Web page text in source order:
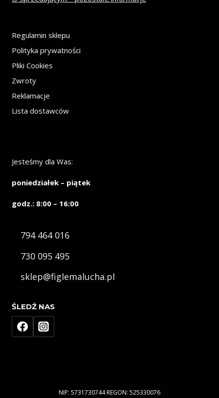
Regulamin sklepu
Polityka prywatności
Pliki Cookies
Zwroty
Reklamacje
Lista dostawców
Jesteśmy dla Was:
poniedziałek – piątek
godz.: 8:00 – 16:00
794 464 016
730 095 495
sklep@figlemalucha.pl
ŚLEDŹ NAS
NIP: 5731730744 REGON: 525330076